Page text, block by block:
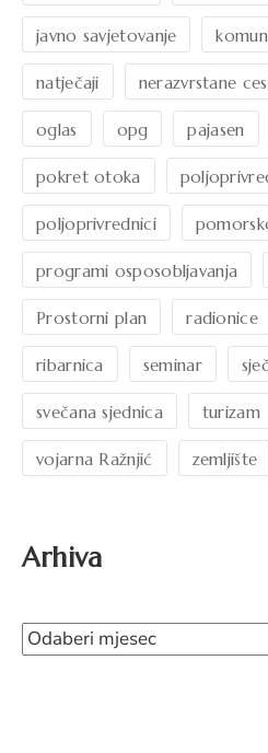
javno savjetovanje
natječaji nerazvrstane
oglas opg pajasen
pokret otoka
poljoprivrednici
programi osposobljavanja
Prostorni plan radionice
ribarnica seminar
svečana sjednica turizam
vojarna Ražnjić zemljište
Arhiva